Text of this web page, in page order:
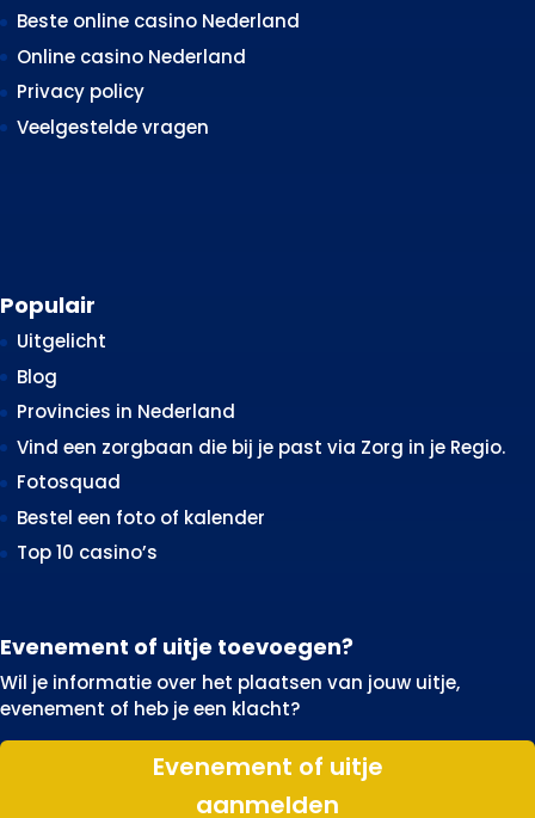
Beste online casino Nederland
Online casino Nederland
Privacy policy
Veelgestelde vragen
Populair
Uitgelicht
Blog
Provincies in Nederland
Vind een zorgbaan die bij je past via Zorg in je Regio.
Fotosquad
Bestel een foto of kalender
Top 10 casino’s
Evenement of uitje toevoegen?
Wil je informatie over het plaatsen van jouw uitje,
evenement of heb je een klacht?
Evenement of uitje
aanmelden